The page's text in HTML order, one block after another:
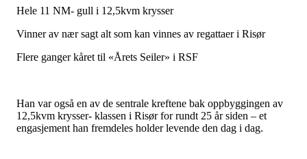
Hele 11 NM- gull i 12,5kvm krysser
Vinner av nær sagt alt som kan vinnes av regattaer i Risør
Flere ganger kåret til «Årets Seiler» i RSF
Han var også en av de sentrale kreftene bak oppbyggingen av
12,5kvm krysser- klassen i Risør for rundt 25 år siden – et
engasjement han fremdeles holder levende den dag i dag.